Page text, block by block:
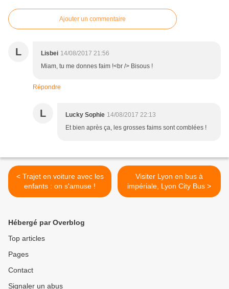
Ajouter un commentaire
L Lisbei 14/08/2017 21:56
Miam, tu me donnes faim !<br /> Bisous !
Répondre
L Lucky Sophie 14/08/2017 22:13
Et bien après ça, les grosses faims sont comblées !
< Trajet en voiture avec les
enfants : on s'amuse !
Visiter Lyon en bus à
impériale, Lyon City Bus >
Hébergé par Overblog
Top articles
Pages
Contact
Signaler un abus